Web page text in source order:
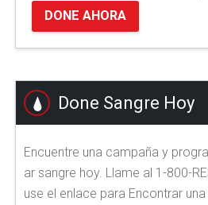
DONE AHORA
Done Sangre Hoy
Encuentre una campaña y
ar sangre hoy. Llame al 1-800-
use el enlace para Encontrar